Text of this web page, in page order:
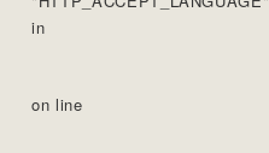
in
on line